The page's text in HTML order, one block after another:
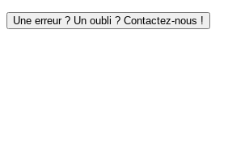
Une erreur ? Un oubli ? Contactez-nous !